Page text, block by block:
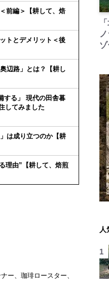
前編＞【耕して、焙
トとデメリット＜後
辺路」とは？【耕し
する」 現代の田舎暮
してみました
は成り立つのか【耕
理由”【耕して、焙煎
ー、珈琲ロースター、
ゾ
人